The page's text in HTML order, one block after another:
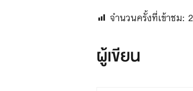
จำนวนครั้งที่เข้าชม:
ผู้เขียน